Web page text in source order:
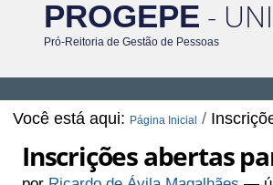
PROGEPE -
Pró-Reitoria de Gestão de Pessoas
Você está aqui: Página Inicial /
Inscrições abertas